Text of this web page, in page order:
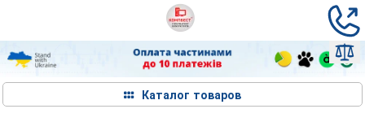
Каталог товаров